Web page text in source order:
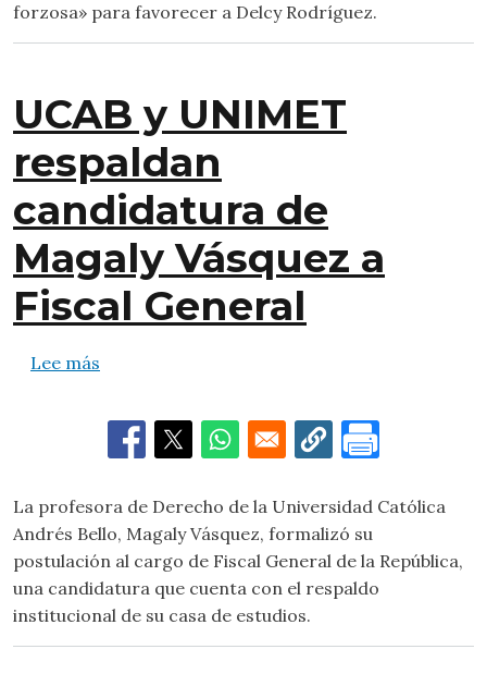
forzosa» para favorecer a Delcy Rodríguez.
UCAB y UNIMET
respaldan
candidatura de
Magaly Vásquez a
Fiscal General
Lee más
La profesora de Derecho de la Universidad Católica
Andrés Bello, Magaly Vásquez, formalizó su
postulación al cargo de Fiscal General de la República,
una candidatura que cuenta con el respaldo
institucional de su casa de estudios.